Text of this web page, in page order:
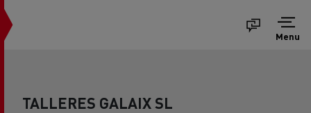
Menu
TALLERES GALAIX SL